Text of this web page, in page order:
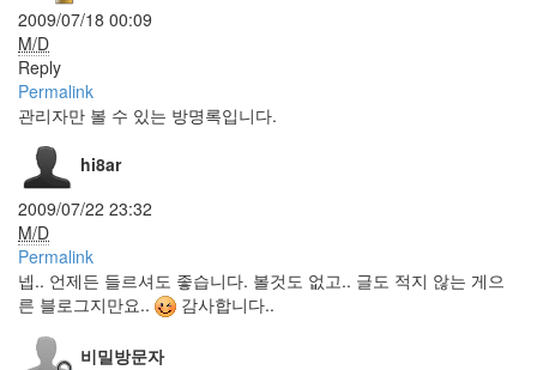
2009/07/18 00:09
M/D
Reply
Permalink
관리자만 볼 수 있는 방명록입니다.
hi8ar
2009/07/22 23:32
M/D
Permalink
넵.. 언제든 들르셔도 좋습니다. 볼것도 없고.. 글도 적지 않는 게으
른 블로그지만요..
감사합니다..
비밀방문자
역
시
저
살
Capture
늙
마
지